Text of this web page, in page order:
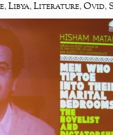
,Libya,Literature,Ovid,